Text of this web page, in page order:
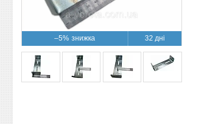
–5% 32 дні